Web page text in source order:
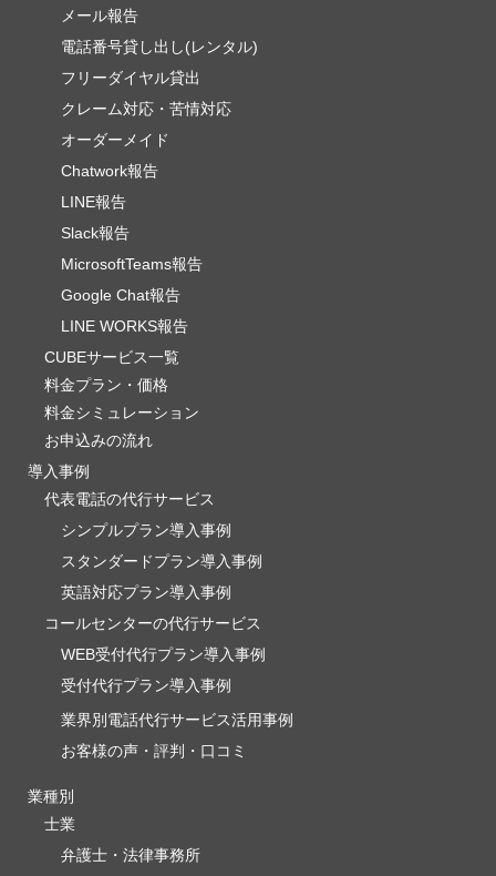
メール報告
電話番号貸し出し(レンタル)
フリーダイヤル貸出
クレーム対応・苦情対応
オーダーメイド
Chatwork報告
LINE報告
Slack報告
MicrosoftTeams報告
Google Chat報告
LINE WORKS報告
CUBEサービス一覧
料金プラン・価格
料金シミュレーション
お申込みの流れ
導入事例
代表電話の代行サービス
シンプルプラン導入事例
スタンダードプラン導入事例
英語対応プラン導入事例
コールセンターの代行サービス
WEB受付代行プラン導入事例
受付代行プラン導入事例
業界別電話代行サービス活用事例
お客様の声・評判・口コミ
業種別
士業
弁護士・法律事務所